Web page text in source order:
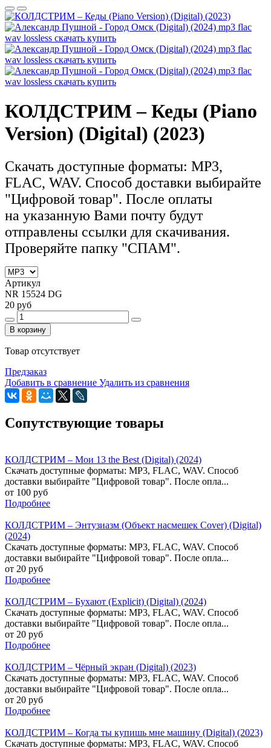
КОЛДСТРИМ – Кеды (Piano
Version) (Digital) (2023)
Скачать доступные форматы: MP3,
FLAC, WAV. Способ доставки выбирайте
"Цифровой товар". После оплаты
на указанную Вами почту будут
отправлены ссылки для скачивания.
Проверяйте папку "СПАМ".
Артикул
NR 15524 DG
20 руб
В корзину
Товар отсутствует
Предзаказ
Добавить в сравнение Удалить из сравнения
Сопутствующие товары
КОЛДСТРИМ – Мои 13 the Best (Digital) (2024)
Скачать доступные форматы: MP3, FLAC, WAV. Способ
доставки выбирайте "Цифровой товар". После опла...
от 100 руб
Подробнее
КОЛДСТРИМ – Энтузиазм (Объект насмешек Сover) (Digital)
(2024)
Скачать доступные форматы: MP3, FLAC, WAV. Способ
доставки выбирайте "Цифровой товар". После опла...
от 20 руб
Подробнее
КОЛДСТРИМ – Бухают (Explicit) (Digital) (2024)
Скачать доступные форматы: MP3, FLAC, WAV. Способ
доставки выбирайте "Цифровой товар". После опла...
от 20 руб
Подробнее
КОЛДСТРИМ – Чёрный экран (Digital) (2023)
Скачать доступные форматы: MP3, FLAC, WAV. Способ
доставки выбирайте "Цифровой товар". После опла...
от 20 руб
Подробнее
КОЛДСТРИМ – Когда ты купишь мне машину (Digital) (2023)
Скачать доступные форматы: MP3, FLAC, WAV. Способ